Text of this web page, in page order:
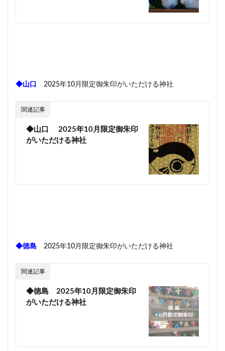
◆山口 2025年10月限定御朱印がいただける神社
関連記事
◆山口 2025年10月限定御朱印
がいただける神社
◆徳島 2025年10月限定御朱印がいただける神社
関連記事
◆徳島 2025年10月限定御朱印
がいただける神社